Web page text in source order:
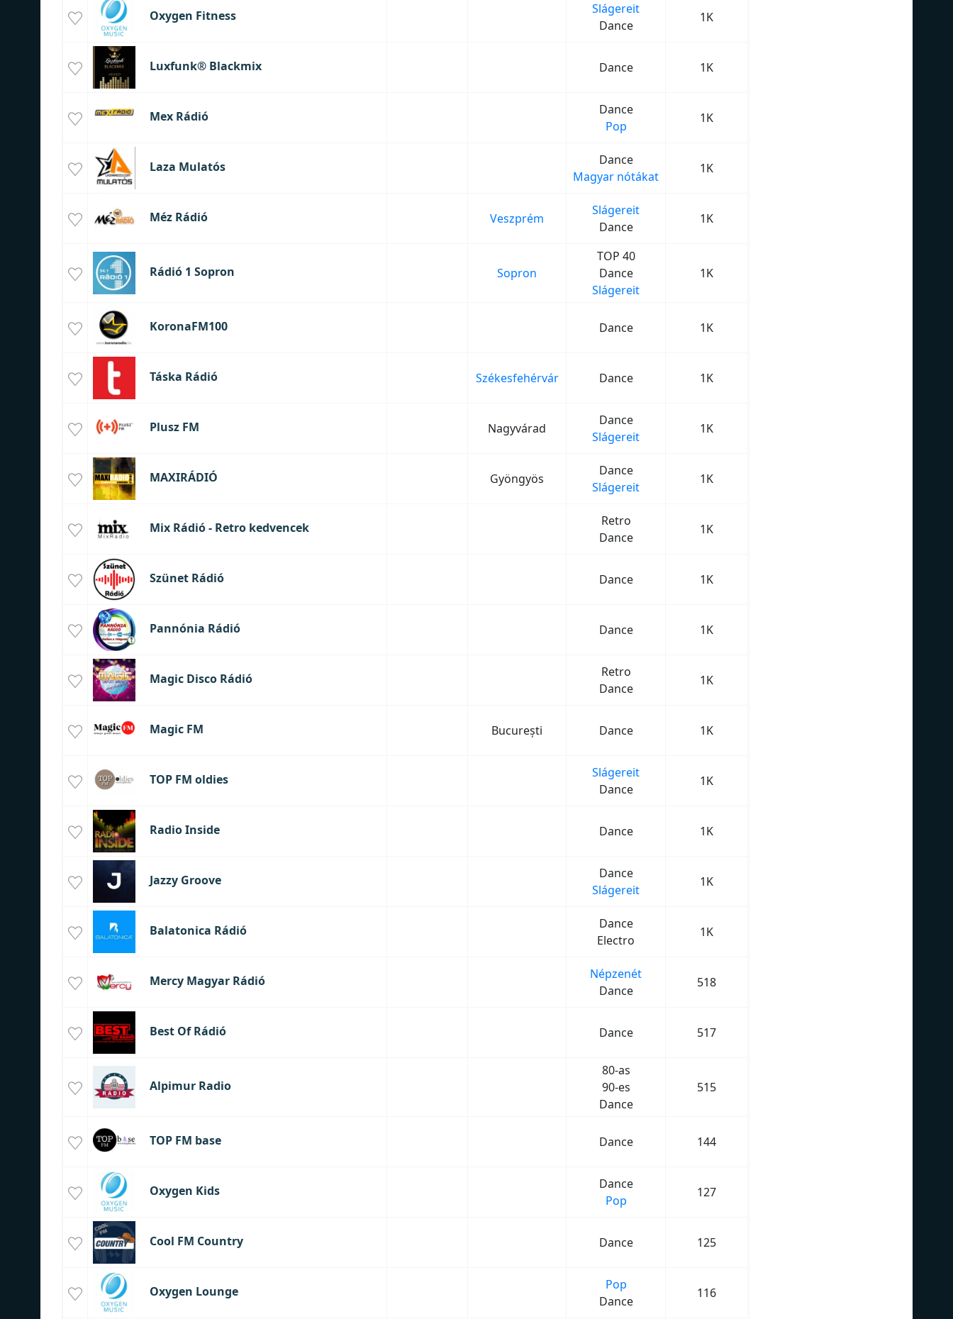
Oxygen Fitness
Slágereit
Dance
1K
Luxfunk® Blackmix Dance 1K
Mex Rádió
Dance
Pop
1K
Laza Mulatós
Dance
Magyar nótákat
1K
Méz Rádió Veszprém
Slágereit
Dance
1K
Rádió 1 Sopron Sopron
TOP 40
Dance
Slágereit
1K
KoronaFM100 Dance 1K
Táska Rádió Székesfehérvár Dance 1K
Plusz FM Nagyvárad
Dance
Slágereit
1K
MAXIRÁDIÓ Gyöngyös
Dance
Slágereit
1K
Mix Rádió - Retro kedvencek
Retro
Dance
1K
Szünet Rádió Dance 1K
Pannónia Rádió Dance 1K
Magic Disco Rádió
Retro
Dance
1K
Magic FM București Dance 1K
TOP FM oldies
Slágereit
Dance
1K
Radio Inside Dance 1K
Jazzy Groove
Dance
Slágereit
1K
Balatonica Rádió
Dance
Electro
1K
Mercy Magyar Rádió
Népzenét
Dance
518
Best Of Rádió Dance 517
Alpimur Radio
80-as
90-es
Dance
515
TOP FM base Dance 144
Oxygen Kids
Dance
Pop
127
Cool FM Country Dance 125
Oxygen Lounge
Pop
Dance
116